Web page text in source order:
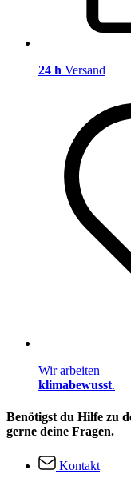
24 h Versand
Wir arbeiten
klimabewusst.
Benötigst du Hilfe zu
gerne deine Fragen.
Kontakt